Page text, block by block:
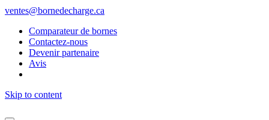
ventes@bornedecharge.ca
Comparateur de bornes
Contactez-nous
Devenir partenaire
Avis
Skip to content